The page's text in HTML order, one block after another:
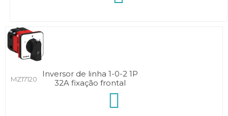
MZ17120
Inversor de linha 1-0-2 1P
32A fixação frontal